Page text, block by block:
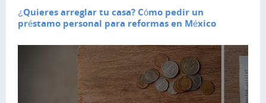
¿Quieres arreglar tu casa? Cómo pedir un
préstamo personal para reformas en México